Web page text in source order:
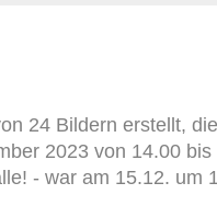
24 Bildern erstellt,
2023 von 14.00 bis
- war am 15.12. um